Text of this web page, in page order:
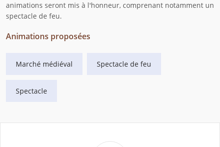
animations seront mis à l'honneur, comprenant notamment un
spectacle de feu.
Animations proposées
Marché médiéval Spectacle de feu
Spectacle